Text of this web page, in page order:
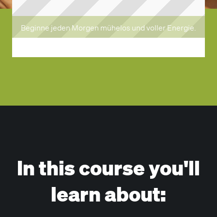
Beginne jeden Morgen mühelos und voller Energie.
In this course you'll
learn about: